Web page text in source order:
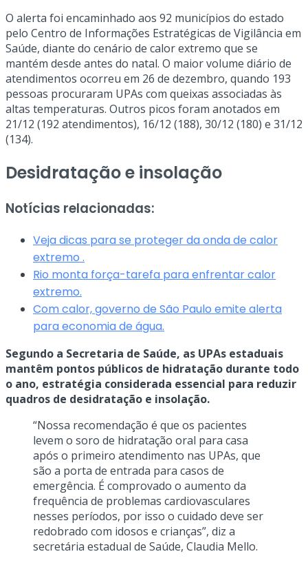
O alerta foi encaminhado aos 92 municípios do estado
pelo Centro de Informações Estratégicas de Vigilância em
Saúde, diante do cenário de calor extremo que se
mantém desde antes do natal. O maior volume diário de
atendimentos ocorreu em 26 de dezembro, quando 193
pessoas procuraram UPAs com queixas associadas às
altas temperaturas. Outros picos foram anotados em
21/12 (192 atendimentos), 16/12 (188), 30/12 (180) e 31/12
(134).
Desidratação e insolação
Notícias relacionadas:
Veja dicas para se proteger da onda de calor
extremo .
Rio monta força-tarefa para enfrentar calor
extremo.
Com calor, governo de São Paulo emite alerta
para economia de água.
Segundo a Secretaria de Saúde, as UPAs estaduais
mantêm pontos públicos de hidratação durante todo
o ano, estratégia considerada essencial para reduzir
quadros de desidratação e insolação.
“Nossa recomendação é que os pacientes
levem o soro de hidratação oral para casa
após o primeiro atendimento nas UPAs, que
são a porta de entrada para casos de
emergência. É comprovado o aumento da
frequência de problemas cardiovasculares
nesses períodos, por isso o cuidado deve ser
redobrado com idosos e crianças”, diz a
secretária estadual de Saúde, Claudia Mello.